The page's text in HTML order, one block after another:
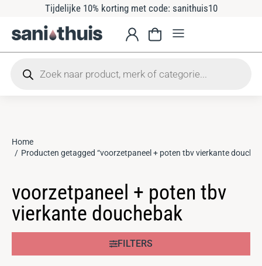
Tijdelijke 10% korting met code: sanithuis10
Je bent hier:
Home
Producten getagged “voorzetpaneel + poten tbv vierkante
voorzetpaneel + poten tbv
vierkante douchebak
FILTERS